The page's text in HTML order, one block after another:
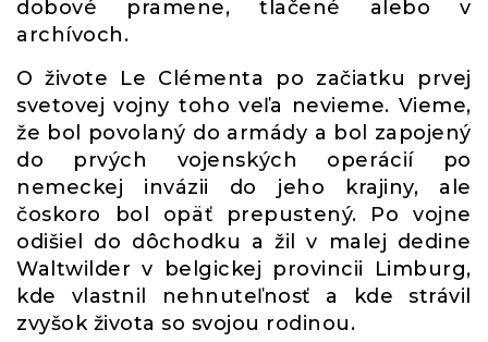
dobové pramene, tlačené alebo v
archívoch.
O živote Le Clémenta po začiatku prvej
svetovej vojny toho veľa nevieme. Vieme,
že bol povolaný do armády a bol zapojený
do prvých vojenských operácií po
nemeckej invázii do jeho krajiny, ale
čoskoro bol opäť prepustený. Po vojne
odišiel do dôchodku a žil v malej dedine
Waltwilder v belgickej provincii Limburg,
kde vlastnil nehnuteľnosť a kde strávil
zvyšok života so svojou rodinou.